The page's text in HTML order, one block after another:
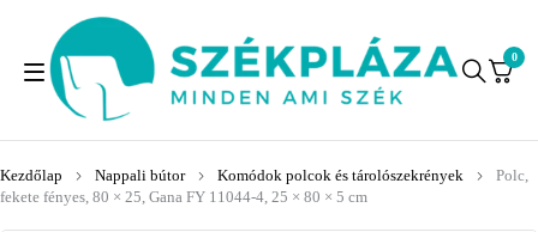
0
Kezdőlap Nappali bútor Komódok polcok és tárolószekrények
Polc,
fekete fényes, 80 × 25, Gana FY 11044-4, 25 × 80 × 5 cm